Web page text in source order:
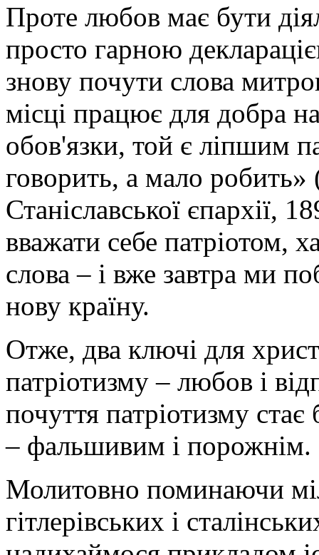
Проте любов має бути
просто гарною
знову почути слова
місці працює для добра
обов'язки, той є ліпшим
говорить, а мало
Станіславської єпархії,
вважати себе патріотом,
слова – і вже завтра ми
нову країну.
Отже, два ключі для
патріотизму – любов і
почуття патріотизму стає
– фальшивим і порожнім.
Молитовно поминаючи
гітлерівських і